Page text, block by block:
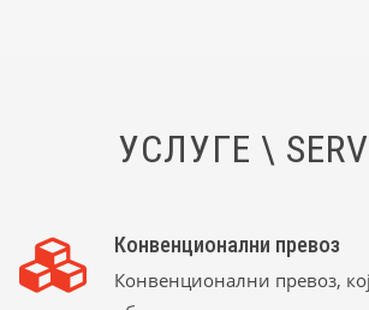
УСЛУГЕ \
Конвенционални превоз
Конвенционални превоз,